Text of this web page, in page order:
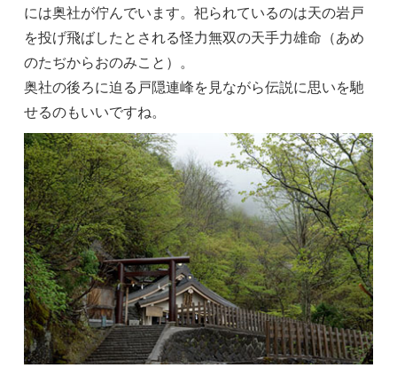
には奥社が佇んでいます。祀られているのは天の岩戸
を投げ飛ばしたとされる怪力無双の天手力雄命（あめ
のたぢからおのみこと）。
奥社の後ろに迫る戸隠連峰を見ながら伝説に思いを馳
せるのもいいですね。